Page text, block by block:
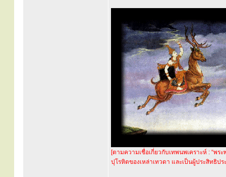
[ตามความเชื่อเกี่ยวกับเทพนพเคราะห์ : “พร
ปุโรหิตของเหล่าเทวดา และเป็นผู้ประสิทธิ